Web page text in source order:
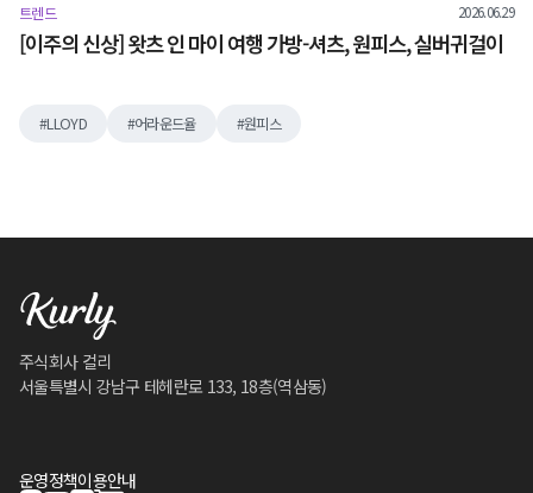
트렌드 2026.06.29
[이주의 신상] 왓츠 인 마이 여행 가방-셔츠, 원피스, 실버귀걸이
LLOYD 어라운드율 원피스
주식회사 컬리
서울특별시 강남구 테헤란로 133, 18층(역삼동)
운영정책이용안내